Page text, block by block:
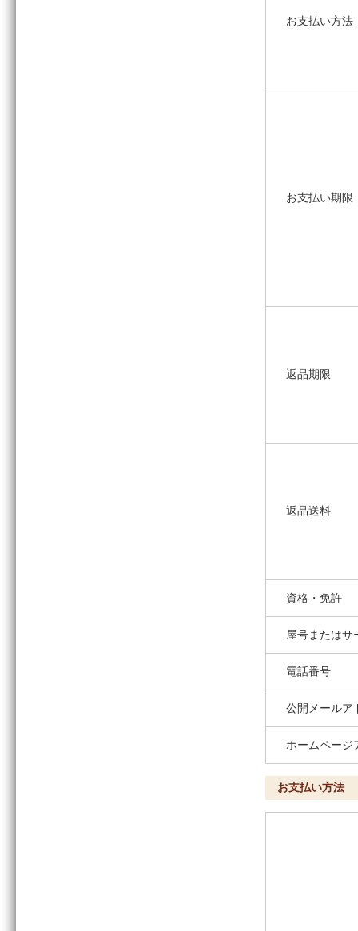
お支払い方法
お支払い期限
返品期限
返品送料
資格・免許
屋号またはサ
電話番号
公開メールア
ホームページ
お支払い方法